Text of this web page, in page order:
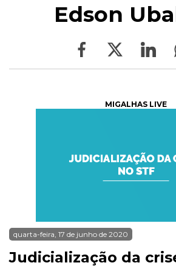
Edson
MIGALHAS LIVE
quarta-feira, 17 de junho de 2020
Judicialização da